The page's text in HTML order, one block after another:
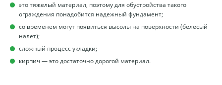
это тяжелый материал, поэтому для обустройства такого
ограждения понадобится надежный фундамент;
со временем могут появиться высолы на поверхности (белесый
налет);
сложный процесс укладки;
кирпич — это достаточно дорогой материал.